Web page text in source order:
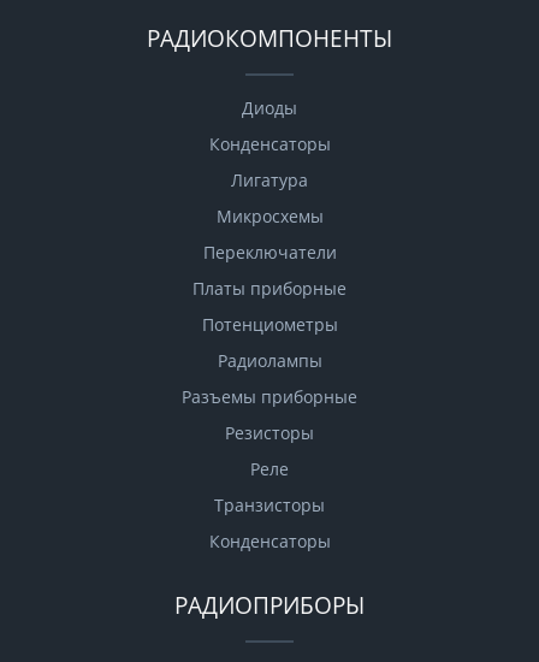
РАДИОКОМПОНЕНТЫ
Диоды
Конденсаторы
Лигатура
Микросхемы
Переключатели
Платы приборные
Потенциометры
Радиолампы
Разъемы приборные
Резисторы
Реле
Транзисторы
Конденсаторы
РАДИОПРИБОРЫ